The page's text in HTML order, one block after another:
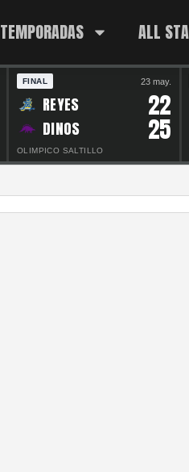
TEMPORADAS ALL
FINAL 23 may.
REYES 22
DINOS 25
OLIMPICO SALTILLO